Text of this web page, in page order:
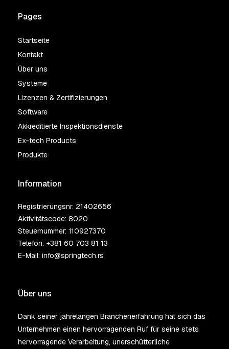
Pages
Startseite
Kontakt
Über uns
Systeme
Lizenzen & Zertifizierungen
Software
Akkreditierte Inspektionsdienste
Ex-tech Products
Produkte
Information
Registrierungsnr: 21402656
Aktivitätscode: 8020
Steuernummer: 110927370
Telefon: +381 60 703 81 13
E-Mail: info@springtech.rs
Über uns
Dank seiner jahrelangen Branchenerfahrung hat sich das
Unternehmen einen hervorragenden Ruf für seine stets
hervorragende Verarbeitung, unerschütterliche